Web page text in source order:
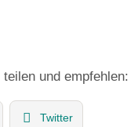
teilen und empfehlen:
Twitter